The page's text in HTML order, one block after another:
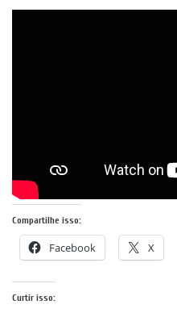
Compartilhe isso:
Facebook X
Curtir isso: